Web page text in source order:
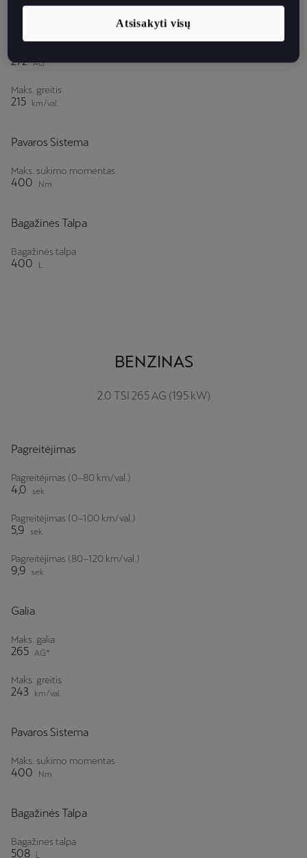
272 AG*
Maks. greitis
215 km/val.
Pavaros Sistema
Maks. sukimo momentas
400 Nm
Bagažinės Talpa
Bagažinės talpa
400 L
BENZINAS
2.0 TSI 265 AG (195 kW)
Pagreitėjimas
Pagreitėjimas (0–80 km/val.)
4,0 sek
Pagreitėjimas (0–100 km/val.)
5,9 sek
Pagreitėjimas (80–120 km/val.)
9,9 sek
Galia
Maks. galia
265 AG*
Maks. greitis
243 km/val.
Pavaros Sistema
Maks. sukimo momentas
400 Nm
Bagažinės Talpa
Bagažinės talpa
508 L
Atsisakyti visų